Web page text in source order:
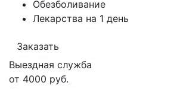
Обезболивание
Лекарства на 1 день
Заказать
Выездная служба
от 4000 руб.